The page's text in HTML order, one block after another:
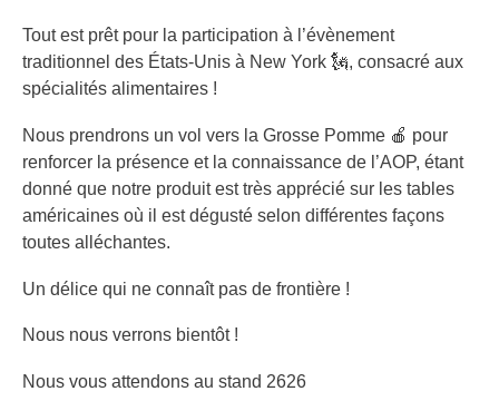
Tout est prêt pour la participation à l’évènement
traditionnel des États-Unis à New York 🗽, consacré aux
spécialités alimentaires !
Nous prendrons un vol vers la Grosse Pomme 🍎 pour
renforcer la présence et la connaissance de l’AOP, étant
donné que notre produit est très apprécié sur les tables
américaines où il est dégusté selon différentes façons
toutes alléchantes.
Un délice qui ne connaît pas de frontière !
Nous nous verrons bientôt !
Nous vous attendons au stand 2626